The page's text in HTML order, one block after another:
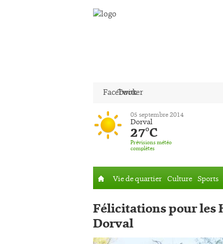
Facebook
Twitter
05 septembre 2014
Dorval
27°C
Prévisions météo
complètes
Vie de quartier Culture Sports
Félicitations pour les
Dorval